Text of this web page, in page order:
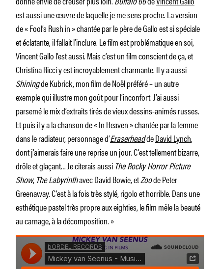
est aussi une œuvre de laquelle je me sens proche. La version
de « Fool’s Rush in » chantée par le père de Gallo est si spéciale
et éclatante, il fallait l’inclure. Le film est problématique en soi,
Vincent Gallo l’est aussi. Mais c’est un film conscient de ça, et
Christina Ricci y est incroyablement charmante. Il y a aussi
Shiningde Kubrick, mon film de Noël préféré – un autre
exemple qui illustre mon goût pour l’inconfort. J’ai aussi
parsemé le mix d’extraits tirés de vieux dessins-animés russes.
Et puis il y a la chanson de « In Heaven » chantée par la femme
dans le radiateur, personnage d’EraserheaddeDavid Lynch,
dont j’aimerais faire une reprise un jour. C’est tellement bizarre,
drôle et glaçant… Je citerais aussiThe Rocky Horror Picture
Show,The Labyrinthavec David Bowie, etZoode Peter
Greenaway. C’est à la fois très stylé, rigolo et horrible. Dans une
esthétique pastel très propre aux eighties, le film mêle la beauté
au carnage, à la décomposition. »